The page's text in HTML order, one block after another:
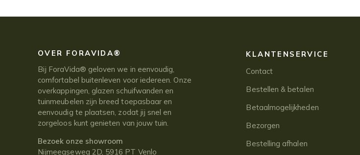
OVER FORAVIDA®
Bij ForaVida® geloven we in eenvoudig,
comfortabel buitenleven voor iedereen. Onze
overkappingen, glazen schuifwanden en
tuinmeubelen zijn breed toepasbaar en
eenvoudig te plaatsen, zodat jij snel en
zorgeloos kunt genieten van jouw tuin.
Bezoek onze showroom
Nijmeegseweg 2D, 5916 PT Venlo
KLANTENSERVICE
Contact
Bestellen & betalen
Betaalmogelijkheden
Bezorgen
Bestelling afhalen